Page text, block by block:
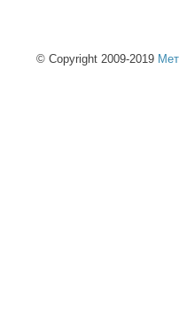
© Copyright 2009-2019